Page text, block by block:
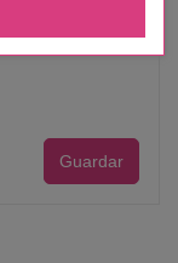
Guardar